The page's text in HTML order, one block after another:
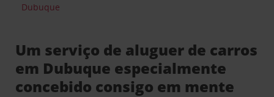
Dubuque
Um serviço de aluguer de carros
em Dubuque especialmente
concebido consigo em mente